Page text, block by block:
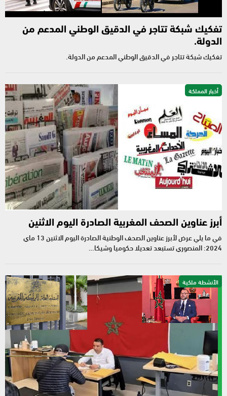
تفكيك شبكة تتاجر في الدقيق الوطني المدعم من
الدولة.
تفكيك شبكة تتاجر في الدقيق الوطني المدعم من الدولة.
أخبار المملكة
أبرز عناوين الصحف المغربية الصادرة اليوم الاثنين
في ما يلي عرض لأبرز عناوين الصحف الوطنية الصادرة اليوم الاثنين 13 ماي
2024: المنصوري تستبعد تعديلا حكوميا وشيكا…
الأنشطة ملكية